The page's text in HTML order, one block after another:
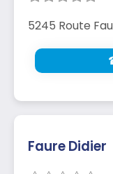
5245 Route
Faure Didier